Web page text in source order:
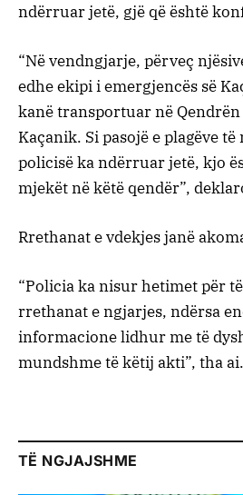
ndërruar jetë, gjë që është
“Në vendngjarje, përveç
edhe ekipi i emergjencës së
kanë transportuar në Qendrën
Kaçanik. Si pasojë e plagëve
policisë ka ndërruar jetë, kjo
mjekët në këtë qendër”,
Rrethanat e vdekjes janë
“Policia ka nisur hetimet për
rrethanat e ngjarjes, ndërsa
informacione lidhur me të
mundshme të këtij akti”, tha ai.
TË NGJAJSHME